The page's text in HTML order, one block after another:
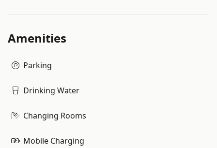
Amenities
Parking
Drinking Water
Changing Rooms
Mobile Charging